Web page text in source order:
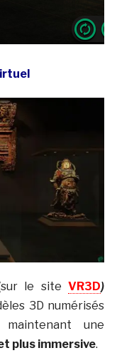
le siteVR3D)
3D numérisés
une
plus immersive.